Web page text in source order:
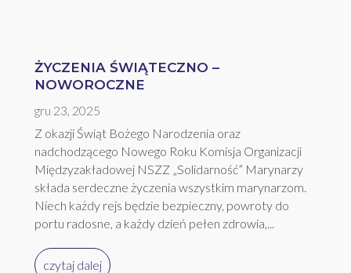
ŻYCZENIA ŚWIĄTECZNO –
NOWOROCZNE
gru 23, 2025
Z okazji Świąt Bożego Narodzenia oraz
nadchodzącego Nowego Roku Komisja Organizacji
Międzyzakładowej NSZZ „Solidarność” Marynarzy
składa serdeczne życzenia wszystkim marynarzom.
Niech każdy rejs będzie bezpieczny, powroty do
portu radosne, a każdy dzień pełen zdrowia,...
czytaj dalej